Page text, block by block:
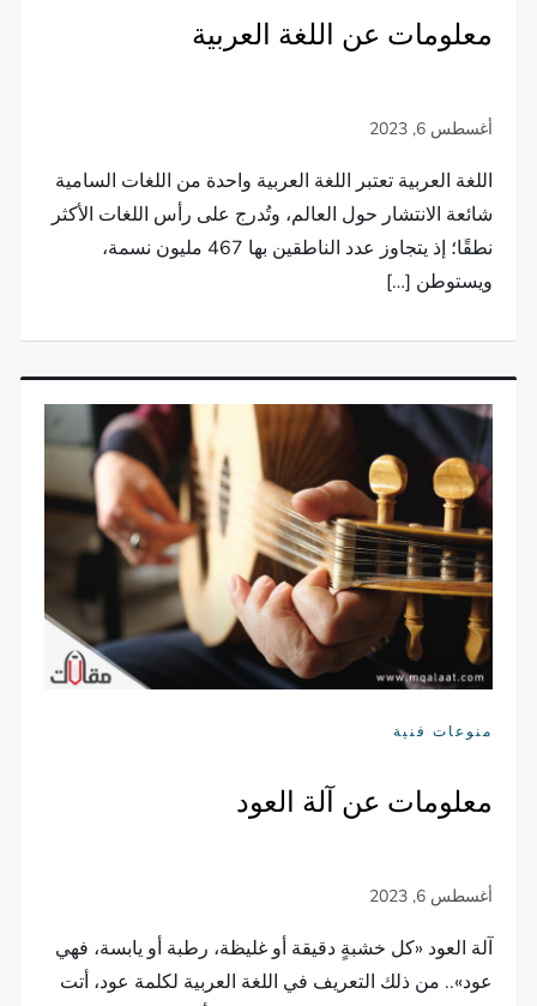
معلومات عن اللغة العربية
اللغة العربية تعتبر اللغة العربية واحدة من اللغات السامية
شائعة الانتشار حول العالم، وتُدرج على رأس اللغات الأكثر
نطقًا؛ إذ يتجاوز عدد الناطقين بها 467 مليون نسمة،
ويستوطن […]
منوعات فنية
معلومات عن آلة العود
آلة العود «كل خشبةٍ دقيقة أو غليظة، رطبة أو يابسة، فهي
عود».. من ذلك التعريف في اللغة العربية لكلمة عود، أتت